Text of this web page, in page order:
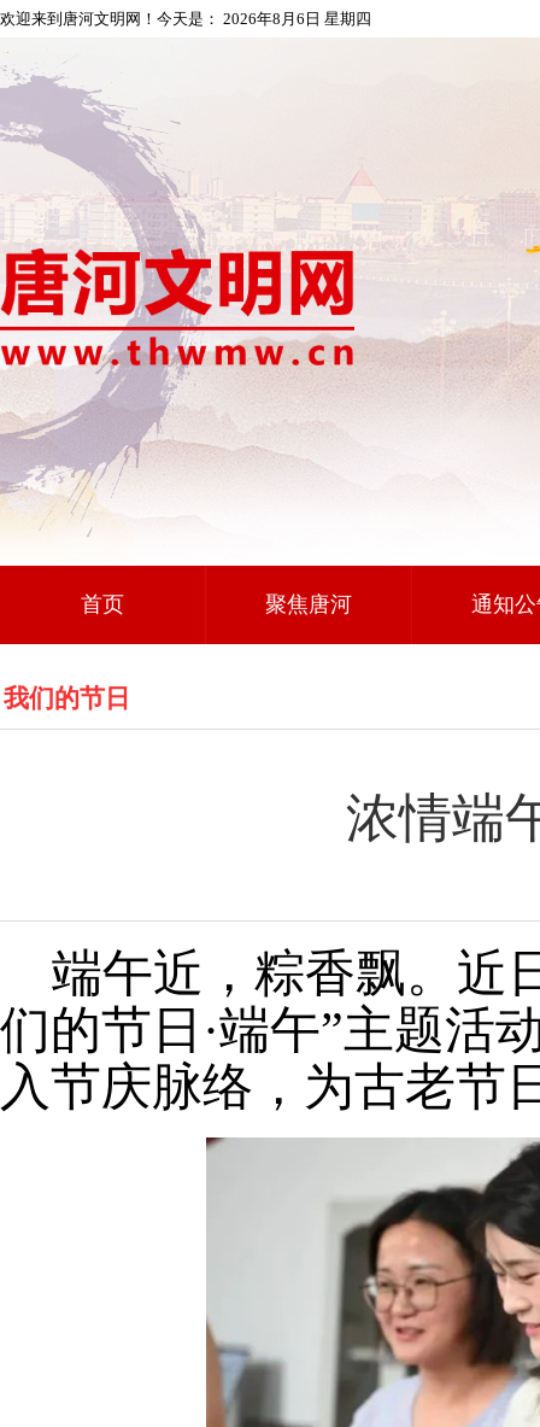
欢迎来到唐河文明网！今天是： 2026年8月6日 星期四
首页 聚焦唐河 通知
我们的节日
浓情端
端午近，粽香飘。 近
们的节日·端午”主题活
入节庆脉络，为古老节